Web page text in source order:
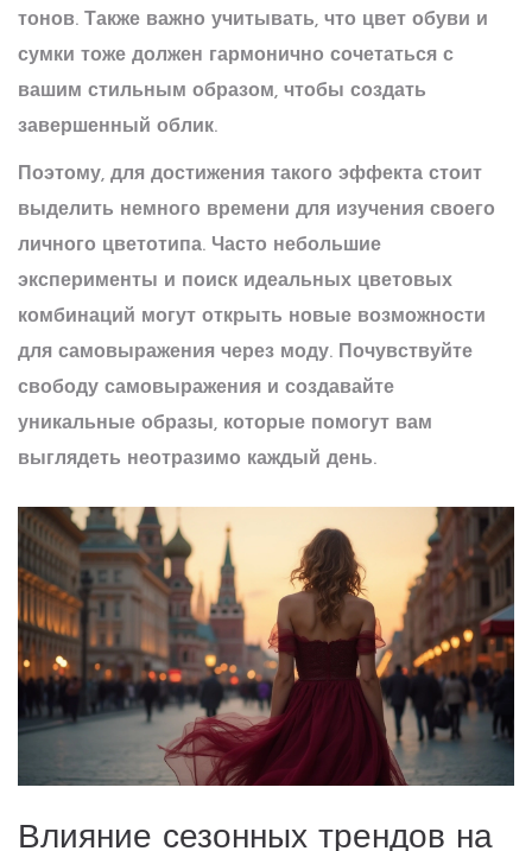
тонов. Также важно учитывать, что цвет обуви и
сумки тоже должен гармонично сочетаться с
вашим стильным образом, чтобы создать
завершенный облик.
Поэтому, для достижения такого эффекта стоит
выделить немного времени для изучения своего
личного цветотипа. Часто небольшие
эксперименты и поиск идеальных цветовых
комбинаций могут открыть новые возможности
для самовыражения через моду. Почувствуйте
свободу самовыражения и создавайте
уникальные образы, которые помогут вам
выглядеть неотразимо каждый день.
Влияние сезонных трендов на